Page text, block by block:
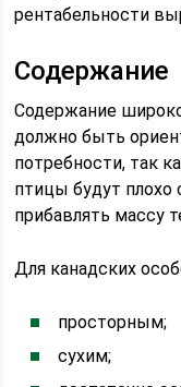
рентабельности
Содержание
Содержание
должно быть
потребности, так
птицы будут плохо
прибавлять массу
Для канадских
просторным;
сухим;